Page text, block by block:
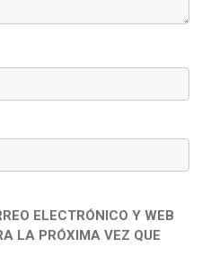
ELECTRÓNICO Y WEB
LA PRÓXIMA VEZ QUE